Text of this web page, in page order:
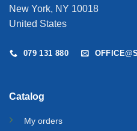
New York, NY 10018
United States
079 131 880
Catalog
My orders